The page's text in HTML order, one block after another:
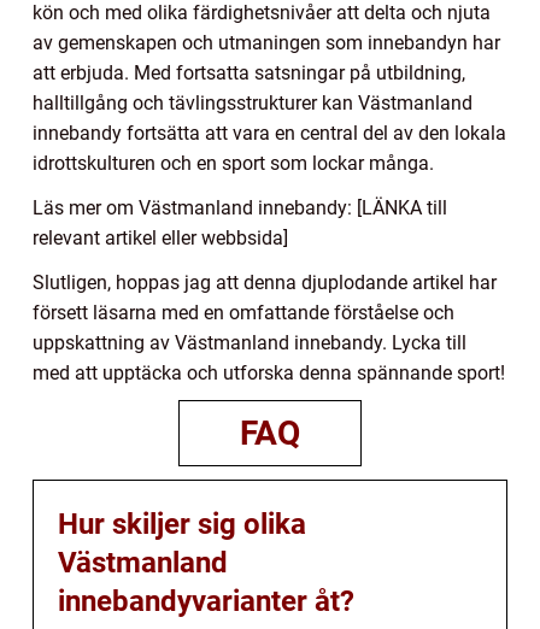
kön och med olika färdighetsnivåer att delta och njuta
av gemenskapen och utmaningen som innebandyn har
att erbjuda. Med fortsatta satsningar på utbildning,
halltillgång och tävlingsstrukturer kan Västmanland
innebandy fortsätta att vara en central del av den lokala
idrottskulturen och en sport som lockar många.
Läs mer om Västmanland innebandy: [LÄNKA till
relevant artikel eller webbsida]
Slutligen, hoppas jag att denna djuplodande artikel har
försett läsarna med en omfattande förståelse och
uppskattning av Västmanland innebandy. Lycka till
med att upptäcka och utforska denna spännande sport!
FAQ
Hur skiljer sig olika
Västmanland
innebandyvarianter åt?